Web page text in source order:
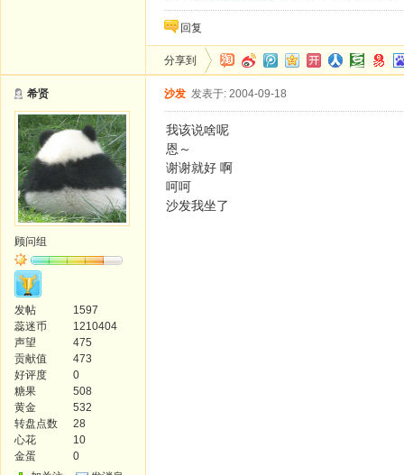
回复
分享到
希贤
顾问组
发帖
1597
蕊迷币
1210404
声望
475
贡献值
473
好评度
0
糖果
508
黄金
532
转盘点数
28
心花
10
金蛋
0
沙发 发表于: 2004-09-18
我该说啥呢
恩～
谢谢就好 啊
呵呵
沙发我坐了